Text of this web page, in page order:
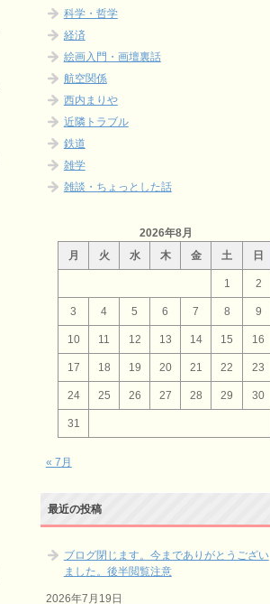
科学・哲学
経済
絵画入門・画壇裏話
航空関係
西内まりや
近隣トラブル
鉄道
雑学
雑談・ちょっとした話
2026年8月
月
火 水 木 金 土 日
1 2
3 4 5 6 7 8 9
10 11 12 13 14 15 16
17 18 19 20 21 22 23
24 25 26 27 28 29 30
31
« 7月
最近の投稿
ブログ閉じます。今までありがとうござい
ました。後半閲覧注意
2026年7月19日